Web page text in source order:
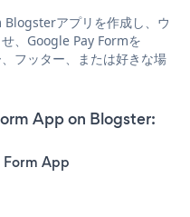
アプリを作成し、ウ
、Google Pay Formを
フッター、または好きな場
App on Blogster:
Form App